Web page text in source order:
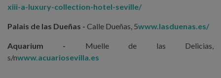
xiii-a-luxury-collection-hotel-seville/
Palais de las Dueñas - Calle Dueñas, 5www.lasduenas.es/
Aquarium - Muelle de las Delicias,
s/nwww.acuariosevilla.es